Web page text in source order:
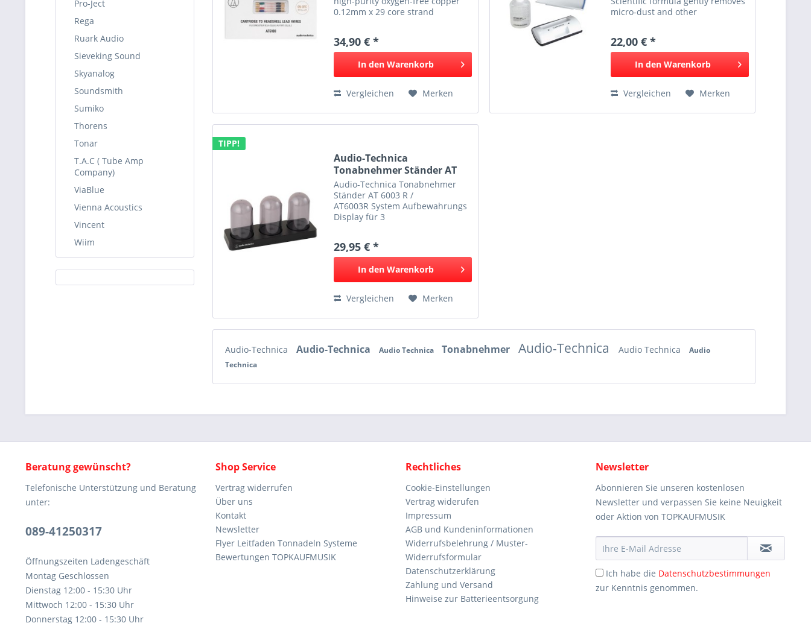
Pro-Ject
Rega
Ruark Audio
Sieveking Sound
Skyanalog
Soundsmith
Sumiko
Thorens
Tonar
T.A.C ( Tube Amp
Company)
ViaBlue
Vienna Acoustics
Vincent
Wiim
0.12mm x 29 core strand
compounded sheath) Gold plated
terminals
34,90 € *
In den Warenkorb
Vergleichen Merken
micro-dust and other
electricity from your vinyl
records. Velvet brush pad...
22,00 € *
In den Warenkorb
Vergleichen Merken
TIPP!
Audio-Technica
Tonabnehmer Ständer AT
6003 R...
Audio-Technica Tonabnehmer
Ständer AT 6003 R /
AT6003R System Aufbewahrungs
Display für 3
Tonabnehmersysteme mit
Headshell können hier gelagert
werden. - Kompatibel für
Headshells für...
29,95 € *
In den Warenkorb
Vergleichen Merken
Audio-Technica Audio-Technica Audio Technica Tonabnehmer Audio-Technica Audio Technica
Audio
Technica
Beratung gewünscht?
Telefonische Unterstützung und Beratung
unter:
089-41250317
Öffnungszeiten Ladengeschäft
Montag Geschlossen
Dienstag 12:00 - 15:30 Uhr
Mittwoch 12:00 - 15:30 Uhr
Donnerstag 12:00 - 15:30 Uhr
Shop Service
Vertrag widerrufen
Über uns
Kontakt
Newsletter
Flyer Leitfaden Tonnadeln Systeme
Bewertungen TOPKAUFMUSIK
Rechtliches
Cookie-Einstellungen
Vertrag widerufen
Impressum
AGB und Kundeninformationen
Widerrufsbelehrung / Muster-
Widerrufsformular
Datenschutzerklärung
Zahlung und Versand
Hinweise zur Batterieentsorgung
Newsletter
Abonnieren Sie unseren kostenlosen
Newsletter und verpassen Sie keine Neuigkeit
oder Aktion von TOPKAUFMUSIK
Ich habe die Datenschutzbestimmungen
zur Kenntnis genommen.